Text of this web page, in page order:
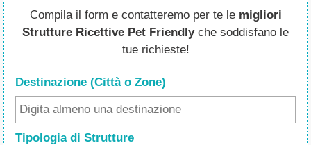
Compila il form e contatteremo per te le migliori
Strutture Ricettive Pet Friendlyche soddisfano le
tue richieste!
Destinazione (Città o Zone)
Tipologia di Strutture